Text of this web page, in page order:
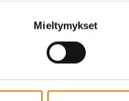
Mieltymykset
toiseen, erityisesti
materiaali, joka